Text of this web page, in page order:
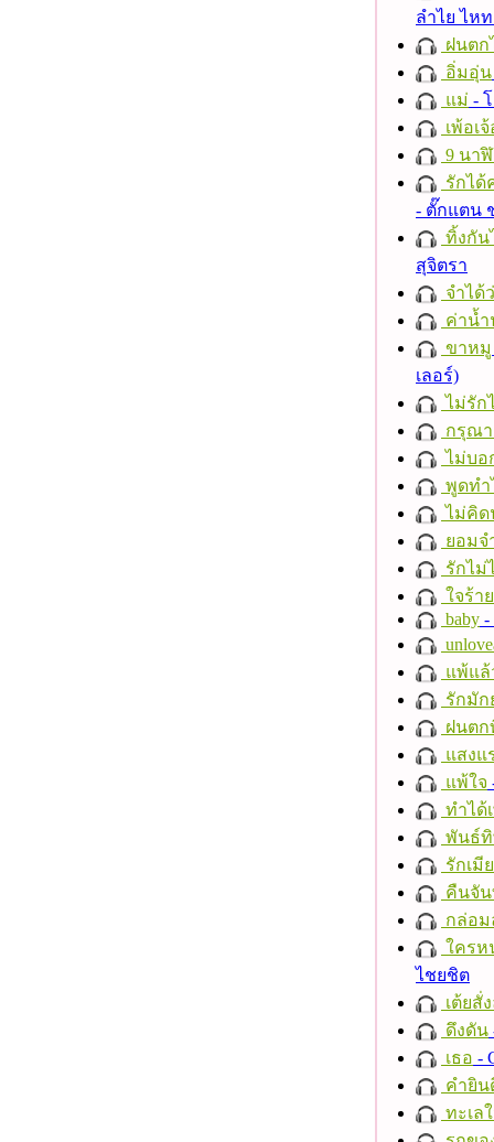
ลำไย ไห
ฝนตก
อิ่มอุ่น
แม่ -
เพ้อเ
9 นา
รักได้
- ตั๊กแตน
ทิ้งกัน
สุจิตรา
จำได้
ค่าน้
ขาหมู
เลอร์)
ไม่รัก
กรุณา
ไม่บอ
พูดทำ
ไม่คิด
ยอม
รักไม่
ใจร้าย
baby -
แพ้แล้
รักมัก
ฝนตก
แสงแ
แพ้ใจ
ทำได้
พันธ์
รักเมี
คืนจั
กล่อม
ใครห
ไชยชิต
เต้ยสั่
ดึงดัน
เธอ -
คำยิน
ทะเล